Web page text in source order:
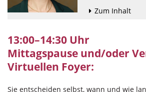
Zum Inhalt
13:00–14:30 Uhr
Mittagspause und/oder
Virtuellen Foyer:
Sie entscheiden selbst, wann und wie